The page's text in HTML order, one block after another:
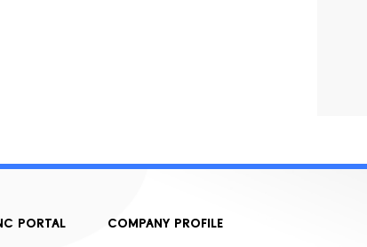
PORTAL COMPANY PROFILE